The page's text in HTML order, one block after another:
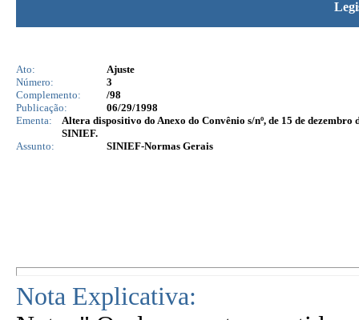
Ato:
Ajuste
Número:
3
Complemento:
/98
Publicação:
06/29/1998
Ementa:
Altera dispositivo do Anexo do Convênio s/nº, de 15 de
SINIEF.
Assunto:
SINIEF-Normas Gerais
Nota Explicativa: